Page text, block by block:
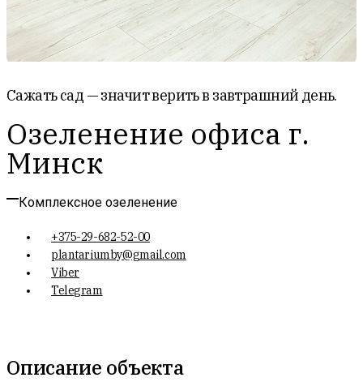
Сажать сад — значит верить в завтрашний день.
Озеленение офиса г.
Минск
Комплексное озеленение
+375-29-682-52-00
plantariumby@gmail.com
Viber
Telegram
Описание объекта